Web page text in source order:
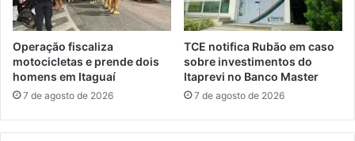
p
o
r
t
u
á
i
o
t
e
m
p
o
Operação fiscaliza
motocicletas e prende dois
homens em Itaguaí
7 de agosto de 2026
TCE notifica Rubão em caso
sobre investimentos do
Itaprevi no Banco Master
7 de agosto de 2026